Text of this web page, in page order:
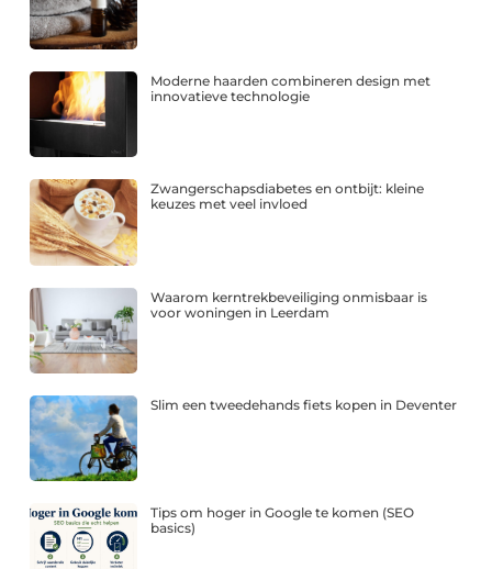
Moderne haarden combineren design met
innovatieve technologie
Zwangerschapsdiabetes en ontbijt: kleine
keuzes met veel invloed
Waarom kerntrekbeveiliging onmisbaar is
voor woningen in Leerdam
Slim een tweedehands fiets kopen in Deventer
Tips om hoger in Google te komen (SEO
basics)